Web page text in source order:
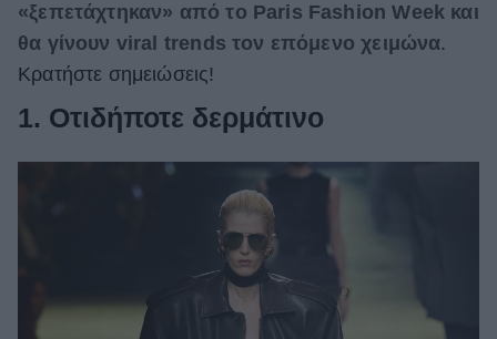
«ξεπετάχτηκαν» από το Paris Fashion Week και
θα γίνουν viral trends τον επόμενο χειμώνα.
Κρατήστε σημειώσεις!
1. Οτιδήποτε δερμάτινο